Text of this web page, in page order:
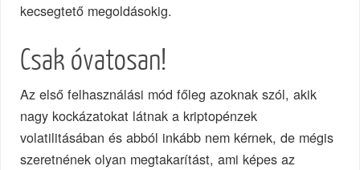
kecsegtető megoldásokig.
Csak óvatosan!
Az első felhasználási mód főleg azoknak szól, akik
nagy kockázatokat látnak a kriptopénzek
volatilitásában és abból inkább nem kérnek, de mégis
szeretnének olyan megtakarítást, ami képes az